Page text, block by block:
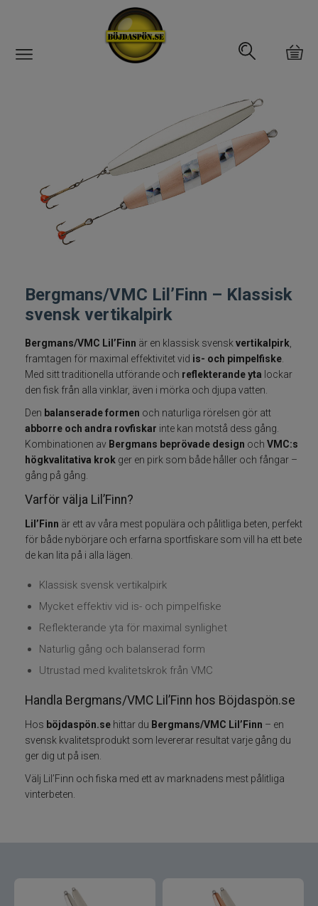
Rullar
Fiskedrag
Fiskelinor
Småplock
Tillbehör
Flugbindning
Vinterfiske
Kläder
Specimenfiske
Varumärken
Grundéns
Mikado
13 Fishing
AH Baits
Bergmans/VMC Lil’Finn – Klassisk
svensk vertikalpirk
Bergmans/VMC Lil’Finn är en klassisk svensk vertikalpirk
framtagen för maximal effektivitet vid is- och pimpelfiske
Med sitt traditionella utförande och reflekterande yta lockar
den fisk från alla vinklar, även i mörka och djupa vatten.
Den balanserade formen och naturliga rörelsen gör att
abborre och andra rovfiskar inte kan motstå dess gång.
Kombinationen av Bergmans beprövade design och VMC:s
högkvalitativa krok ger en pirk som både håller och fångar –
gång på gång.
Varför välja Lil’Finn?
Lil’Finn är ett av våra mest populära och pålitliga beten, perfekt
för både nybörjare och erfarna sportfiskare som vill ha ett bete
de kan lita på i alla lägen.
Klassisk svensk vertikalpirk
Mycket effektiv vid is- och pimpelfiske
Reflekterande yta för maximal synlighet
Naturlig gång och balanserad form
Utrustad med kvalitetskrok från VMC
Handla Bergmans/VMC Lil’Finn hos Böjdaspön.se
Hos böjdaspön.se hittar du Bergmans/VMC Lil’Finn – en
svensk kvalitetsprodukt som levererar resultat varje gång du
ger dig ut på isen.
Välj Lil’Finn och fiska med ett av marknadens mest pålitliga
vinterbeten.